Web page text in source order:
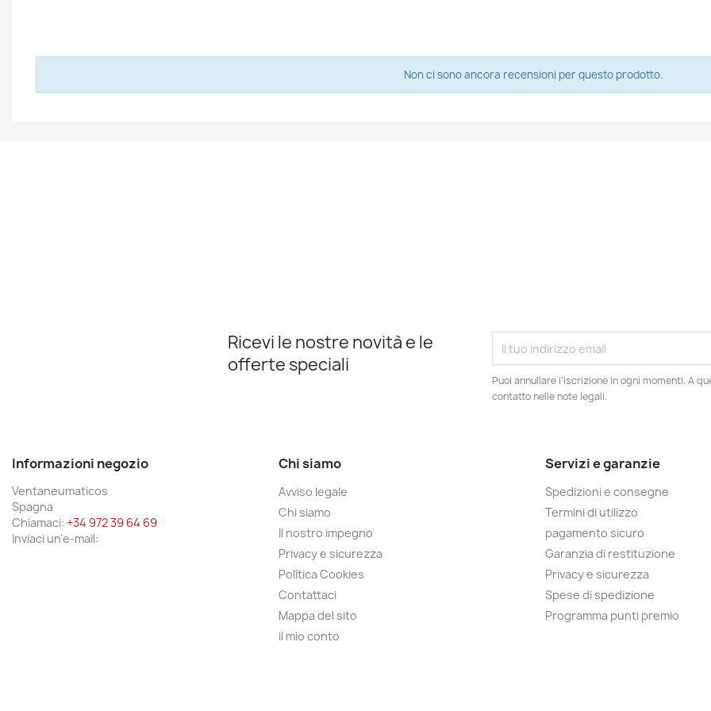
Non ci sono ancora recensioni per questo prodotto.
Ricevi le nostre novità e le
offerte speciali
Puoi annullare l'iscrizione in ogni momenti. A
contatto nelle note legali.
Informazioni negozio
Ventaneumaticos
Spagna
Chiamaci: +34 972 39 64 69
Inviaci un'e-mail:
Chi siamo
Avviso legale
Chi siamo
Il nostro impegno
Privacy e sicurezza
Política Cookies
Contattaci
Mappa del sito
il mio conto
Servizi e garanzie
Spedizioni e consegne
Termini di utilizzo
pagamento sicuro
Garanzia di restituzione
Privacy e sicurezza
Spese di spedizione
Programma punti premio